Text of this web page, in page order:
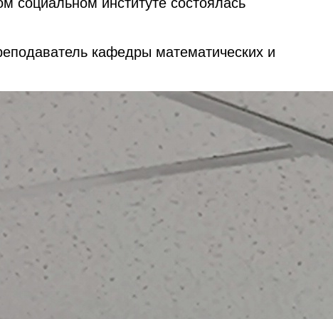
кафедры математических и